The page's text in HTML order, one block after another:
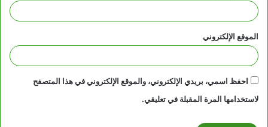
الموقع الإلكتروني
احفظ اسمي، بريدي الإلكتروني، والموقع الإلكتروني في هذا المتصفح
لاستخدامها المرة المقبلة في تعليقي.